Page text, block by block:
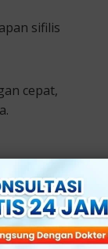
sifilis
cepat,